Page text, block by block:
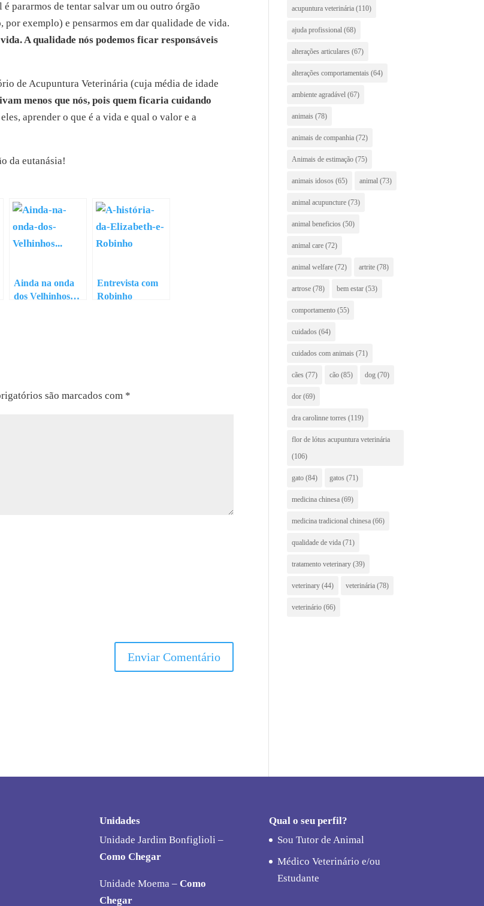
pararmos de tentar salvar um ou outro órgão
exemplo) e pensarmos em dar qualidade de vida.
A qualidade nós podemos ficar responsáveis
de Acupuntura Veterinária (cuja média de idade
menos que nós, pois quem ficaria cuidando
aprender o que é a vida e qual o valor e a
da eutanásia!
Ainda na onda
dos Velhinhos…
Entrevista com
Robinho
são marcados com *
acupuntura veterinária (110)
ajuda profissional (68)
alterações articulares (67)
alterações comportamentais (64)
ambiente agradável (67)
animais (78)
animais de companhia (72)
Animais de estimação (75)
animais idosos (65) animal (73)
animal acupuncture (73)
animal beneficios (50)
animal care (72)
animal welfare (72) artrite (78)
artrose (78) bem estar (53)
comportamento (55)
cuidados (64)
cuidados com animais (71)
cães (77) cão (85) dog (70)
dor (69)
dra carolinne torres (119)
flor de lótus acupuntura veterinária
(106)
gato (84) gatos (71)
medicina chinesa (69)
medicina tradicional chinesa (66)
qualidade de vida (71)
tratamento veterinary (39)
veterinary (44) veterinária (78)
veterinário (66)
Unidades
Unidade Jardim Bonfiglioli –
Como Chegar
Unidade Moema – Como
Chegar
Qual o seu perfil?
Sou Tutor de Animal
Médico Veterinário e/ou
Estudante